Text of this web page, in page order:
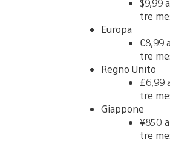
tre
Europa
€8,99
tre
Regno Unito
£6,99
tre
Giappone
¥850
tre